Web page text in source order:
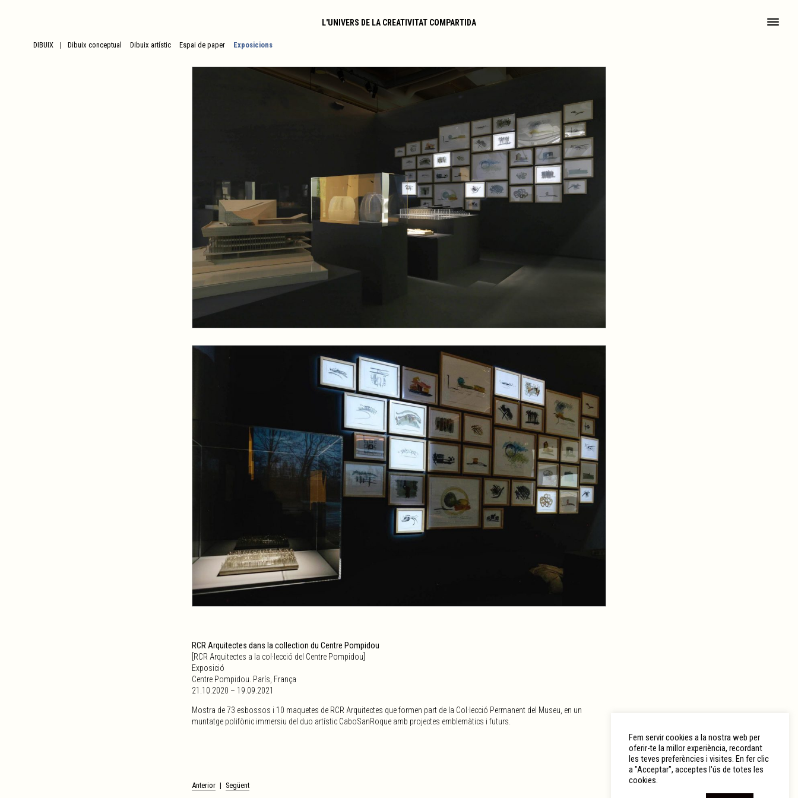
L'UNIVERS DE LA CREATIVITAT COMPARTIDA
DIBUIX Dibuix conceptual Dibuix artístic Espai de paper Exposicions
RCR Arquitectes dans la collection du Centre Pompidou
[RCR Arquitectes a la col·lecció del Centre Pompidou]
Exposició
Centre Pompidou. París, França
21.10.2020 – 19.09.2021
Mostra de 73 esbossos i 10 maquetes de RCR Arquitectes que formen part de la Col·lecció Permanent del Museu, en un
muntatge polifònic immersiu del duo artístic CaboSanRoque amb projectes emblemàtics i futurs.
NavegacióSegüent
Anterior
Fem servir cookies a la nostra web per
oferir-te la millor experiència, recordant
les teves preferències i visites. En fer clic
a "Acceptar", acceptes l'ús de totes les
cookies.